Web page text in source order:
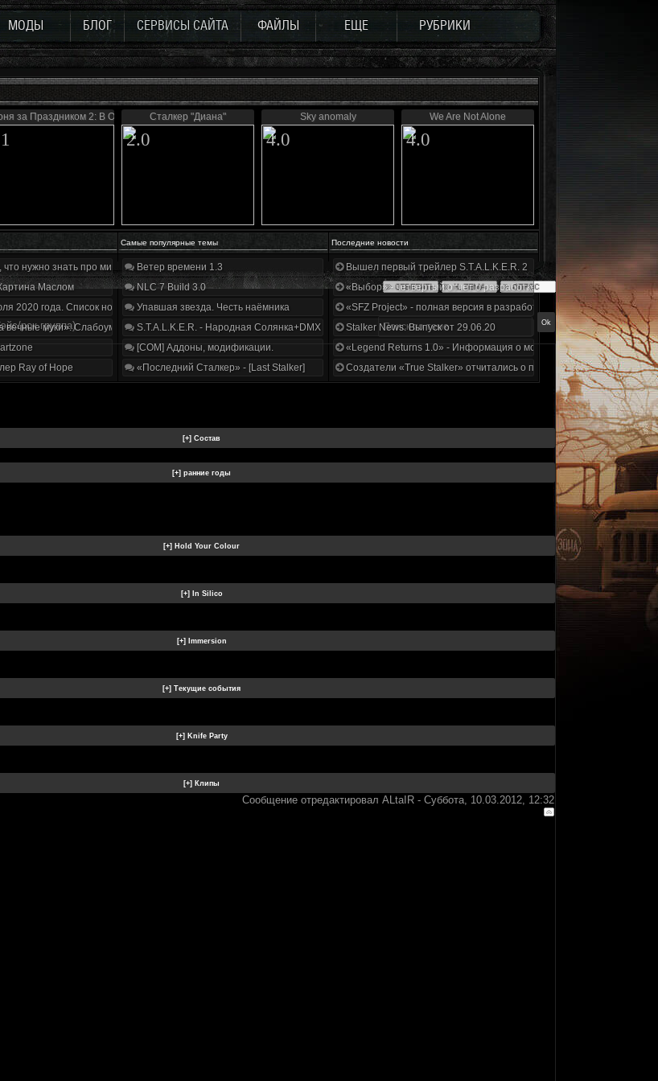
МОДЫ БЛОГ СЕРВИСЫ САЙТА ФАЙЛЫ ЕЩЕ РУБРИКИ
за Праздником 2: В Ожидании Чуда...Сталкер "Диана"
2.0
Sky anomaly
4.0
We Are Not Alone
4.0
Самые популярные темы Последние новости
что нужно знать про мир, геймплей и сюжет | Разбор трейлера
Маслом
2020 года. Список нововведений
муки». Слабоумие и отвага
Ray of Hope
Ветер времени 1.3
NLC 7 Build 3.0
Упавшая звезда. Честь наёмника
S.T.A.L.K.E.R. - Народная Солянка+DMX 1.3.5.ООП.МА.К.
[COM] Аддоны, модификации.
«Последний Сталкер» - [Last Stalker]
Вышел первый трейлер S.T.A.L.K.E.R. 2
«Выбор» - четвертый отчет о разработке!
«SFZ Project» - полная версия в разработке!
Stalker News. Выпуск от 29.06.20
«Legend Returns 1.0» - Информация о моде за июнь 2020
Создатели «True Stalker» отчитались о проделанной работе
рок группа)
Сообщение отредактировал ALtaIR - Суббота, 10.03.2012, 12:32